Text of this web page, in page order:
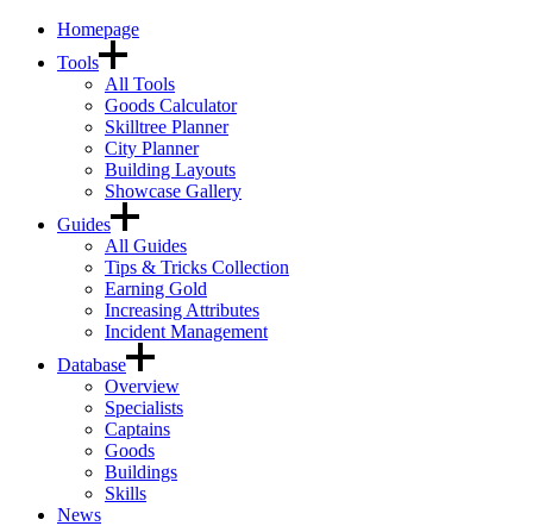
Homepage
Tools
All Tools
Goods Calculator
Skilltree Planner
City Planner
Building Layouts
Showcase Gallery
Guides
All Guides
Tips & Tricks Collection
Earning Gold
Increasing Attributes
Incident Management
Database
Overview
Specialists
Captains
Goods
Buildings
Skills
News